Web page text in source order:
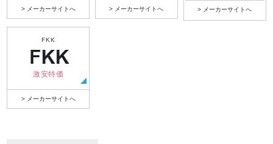
> メーカーサイトへ > メーカーサイトへ > メーカーサイトへ
FKK
激安特価
> メーカーサイトへ